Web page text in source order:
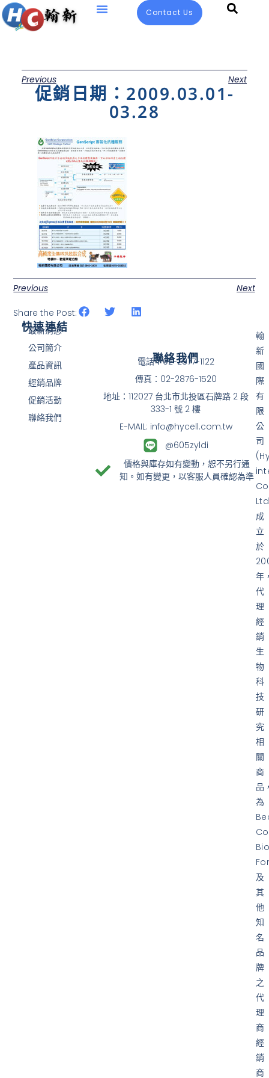
Contact Us
Previous Next
促銷日期：2009.03.01-
03.28
Previous Next
Share the Post:
翰
新
國
際
有
限
公
司
成
立
於
年
代
理
經
銷
生
物
科
技
研
究
相
關
商
品
為
及
其
他
知
名
品
牌
之
代
理
商
經
銷
商
快速連結
最新消息
公司簡介
產品資訊
經銷品牌
促銷活動
聯絡我們
聯絡我們
電話：02-2877-1122
傳真：02-2876-1520
地址：112027 台北市北投區石牌路 2 段
333-1 號 2 樓
E-MAIL: info@hycell.com.tw
@605zyldi
價格與庫存如有變動，恕不另行通
知。如有變更，以客服人員確認為準